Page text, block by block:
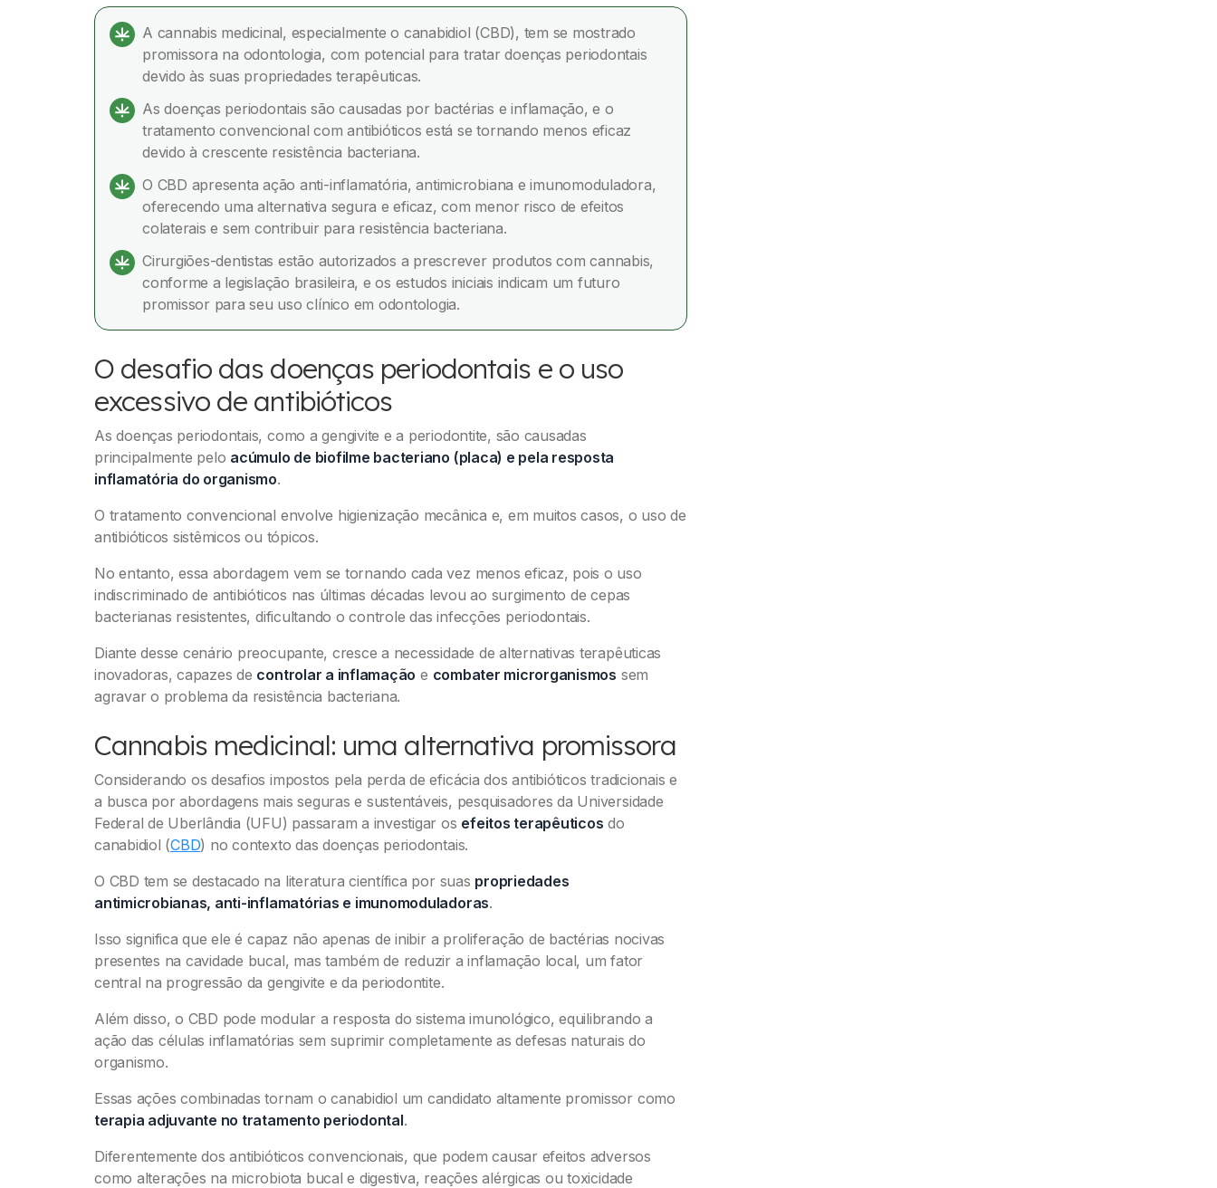
A cannabis medicinal, especialmente o canabidiol (CBD), tem se mostrado
promissora na odontologia, com potencial para tratar doenças periodontais
devido às suas propriedades terapêuticas.
As doenças periodontais são causadas por bactérias e inflamação, e o
tratamento convencional com antibióticos está se tornando menos eficaz
devido à crescente resistência bacteriana.
O CBD apresenta ação anti-inflamatória, antimicrobiana e imunomoduladora,
oferecendo uma alternativa segura e eficaz, com menor risco de efeitos
colaterais e sem contribuir para resistência bacteriana.
Cirurgiões-dentistas estão autorizados a prescrever produtos com cannabis,
conforme a legislação brasileira, e os estudos iniciais indicam um futuro
promissor para seu uso clínico em odontologia.
O desafio das doenças periodontais e o uso
excessivo de antibióticos
As doenças periodontais, como a gengivite e a periodontite, são causadas
principalmente pelo acúmulo de biofilme bacteriano (placa) e pela resposta
inflamatória do organismo.
O tratamento convencional envolve higienização mecânica e, em muitos casos, o uso de
antibióticos sistêmicos ou tópicos.
No entanto, essa abordagem vem se tornando cada vez menos eficaz, pois o uso
indiscriminado de antibióticos nas últimas décadas levou ao surgimento de cepas
bacterianas resistentes, dificultando o controle das infecções periodontais.
Diante desse cenário preocupante, cresce a necessidade de alternativas terapêuticas
inovadoras, capazes de controlar a inflamação e combater microrganismos sem
agravar o problema da resistência bacteriana.
Cannabis medicinal: uma alternativa promissora
Considerando os desafios impostos pela perda de eficácia dos antibióticos tradicionais e
a busca por abordagens mais seguras e sustentáveis, pesquisadores da Universidade
Federal de Uberlândia (UFU) passaram a investigar os efeitos terapêuticos do
canabidiol (CBD) no contexto das doenças periodontais.
O CBD tem se destacado na literatura científica por suas propriedades
antimicrobianas, anti-inflamatórias e imunomoduladoras.
Isso significa que ele é capaz não apenas de inibir a proliferação de bactérias nocivas
presentes na cavidade bucal, mas também de reduzir a inflamação local, um fator
central na progressão da gengivite e da periodontite.
Além disso, o CBD pode modular a resposta do sistema imunológico, equilibrando a
ação das células inflamatórias sem suprimir completamente as defesas naturais do
organismo.
Essas ações combinadas tornam o canabidiol um candidato altamente promissor como
terapia adjuvante no tratamento periodontal.
Diferentemente dos antibióticos convencionais, que podem causar efeitos adversos
como alterações na microbiota bucal e digestiva, reações alérgicas ou toxicidade